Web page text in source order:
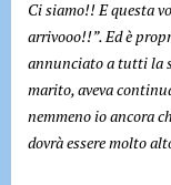
Ci siamo!! E questa
arrivooo!!”. Ed è
annunciato a tutti la
marito, aveva
nemmeno io ancora
dovrà essere molto